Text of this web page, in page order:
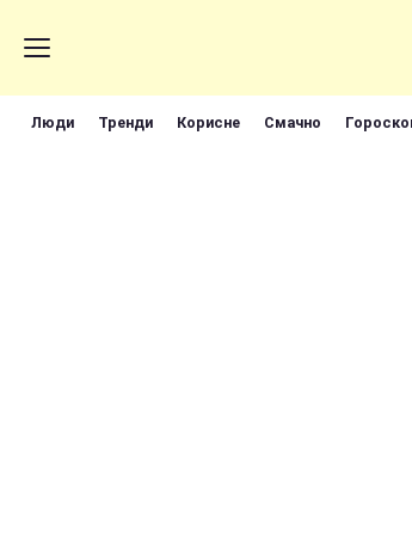
Люди Тренди Корисне Смачно